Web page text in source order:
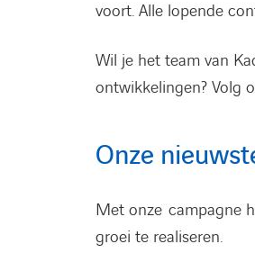
voort. Alle lopende
Wil je het team van
ontwikkelingen? Volg
Onze
Met onze campagne
groei te realiseren.